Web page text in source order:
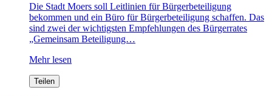
Die Stadt Moers soll Leitlinien für Bürgerbeteiligung
bekommen und ein Büro für Bürgerbeteiligung schaffen. Das
sind zwei der wichtigsten Empfehlungen des Bürgerrates
„Gemeinsam Beteiligung…
Mehr lesen
Teilen